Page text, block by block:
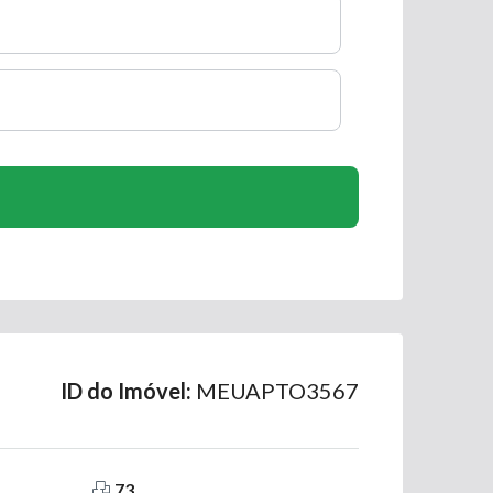
ID do Imóvel: MEUAPTO3567
73